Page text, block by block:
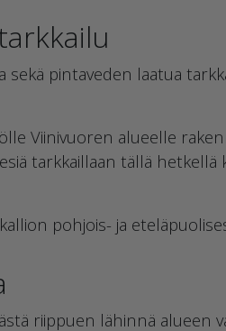
sekä pintaveden laatua
Viinivuoren alueelle
tarkkaillaan tällä
pohjois- ja
riippuen lähinnä alueen